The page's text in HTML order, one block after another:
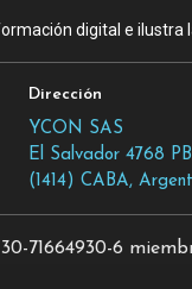
digital e
Dirección
YCON SAS
El Salvador 4768
(1414) CABA,
71664930-6